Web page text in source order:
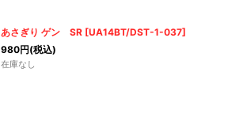
あさぎり ゲン SR [UA14BT/DST-1-037]
980円(税込)
在庫なし